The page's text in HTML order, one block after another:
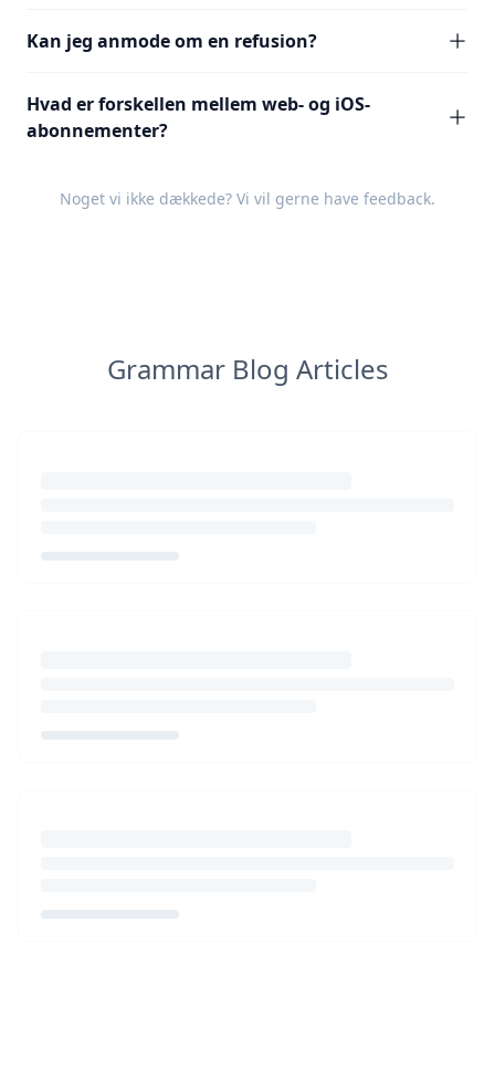
Kan jeg anmode om en refusion?
Hvad er forskellen mellem web- og iOS-
abonnementer?
Noget vi ikke dækkede? Vi vil gerne have feedback.
Grammar Blog Articles